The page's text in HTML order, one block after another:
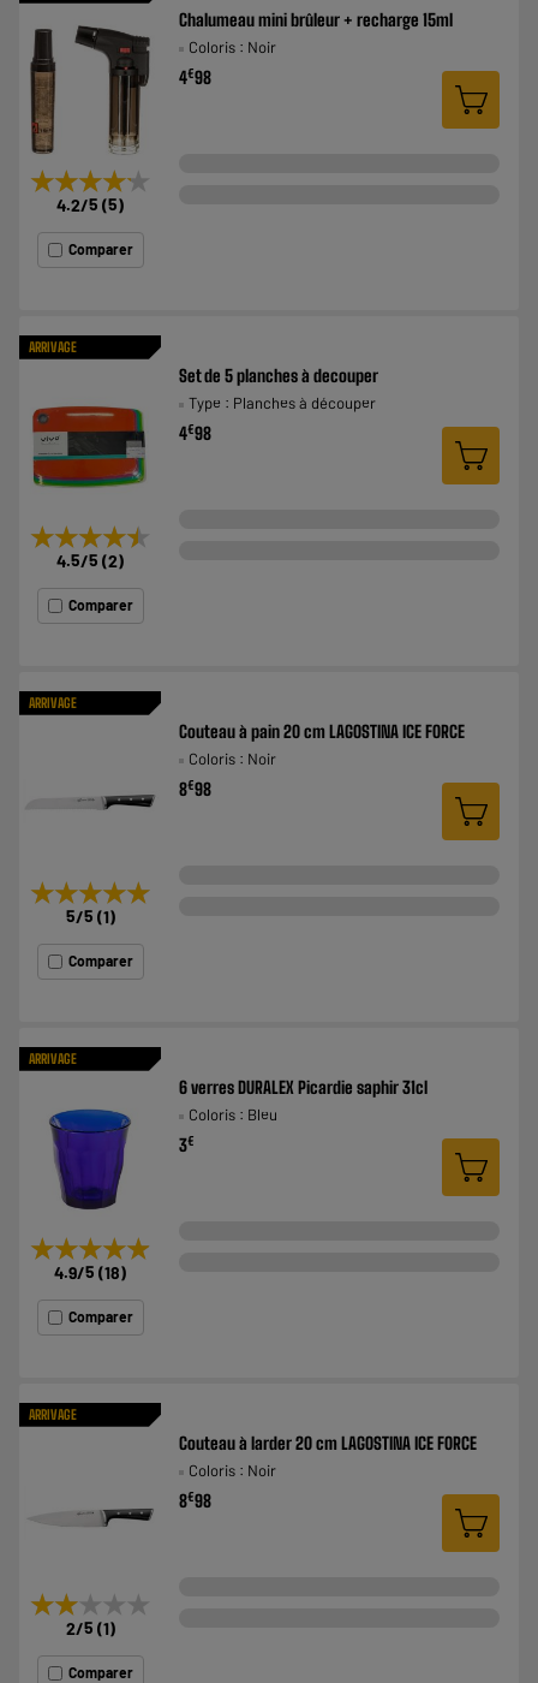
★★★★★
★★★★★
4.2/5 (5)
Comparer
Chalumeau mini brûleur + recharge 15ml
Coloris : Noir
4€98
ARRIVAGE
★★★★★
★★★★★
4.5/5 (2)
Comparer
Set de 5 planches à decouper
Type : Planches à découper
4€98
ARRIVAGE
★★★★★
★★★★★
5/5 (1)
Comparer
Couteau à pain 20 cm LAGOSTINA ICE FORCE
Coloris : Noir
8€98
ARRIVAGE
★★★★★
★★★★★
4.9/5 (18)
Comparer
6 verres DURALEX Picardie saphir 31cl
Coloris : Bleu
3€
ARRIVAGE
★★★★★
★★★★★
2/5 (1)
Comparer
Couteau à larder 20 cm LAGOSTINA ICE FORCE
Coloris : Noir
8€98